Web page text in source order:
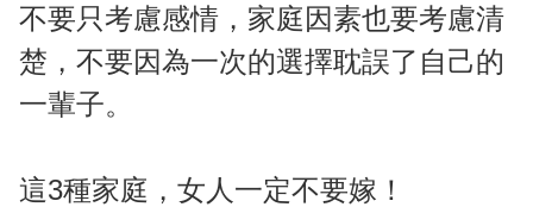
不要只考慮感情，家庭因素也要考慮清
楚，不要因為一次的選擇耽誤了自己的
一輩子。
這3種家庭，女人一定不要嫁！